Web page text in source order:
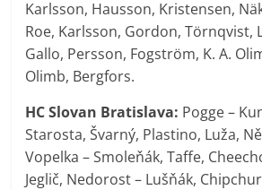
Karlsson, Hausson, Kristensen,
Roe, Karlsson, Gordon, Törnqvist,
Gallo, Persson, Fogström, K. A.
Olimb, Bergfors.
HC Slovan Bratislava: Pogge –
Starosta, Švarný, Plastino, Luža,
Vopelka – Smoleňák, Taffe,
Jeglič, Nedorost – Lušňák,